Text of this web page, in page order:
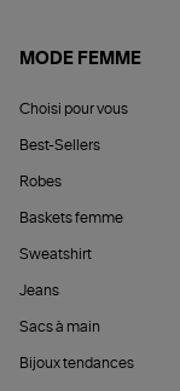
MODE FEMME
Choisi pour vous
Best-Sellers
Robes
Baskets femme
Sweatshirt
Jeans
Sacs à main
Bijoux tendances